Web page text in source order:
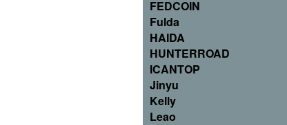
FEDCOIN
Fulda
HAIDA
HUNTERROAD
ICANTOP
Jinyu
Kelly
Leao